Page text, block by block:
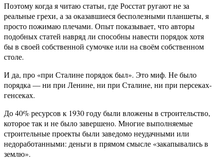
Поэтому когда я читаю статьи, где Росстат ругают не за
реальные грехи, а за оказавшиеся бесполезными планшеты, я
просто пожимаю плечами. Опыт показывает, что авторы
подобных статей навряд ли способны навести порядок хотя
бы в своей собственной сумочке или на своём собственном
столе.
И да, про «при Сталине порядок был». Это миф. Не было
порядка — ни при Ленине, ни при Сталине, ни при персеках-
генсеках.
До 40% ресурсов к 1930 году были вложены в строительство,
которое так и не было завершено. Многие выполняемые
строительные проекты были заведомо неудачными или
недоработанными: деньги в прямом смысле «закапывались в
землю».